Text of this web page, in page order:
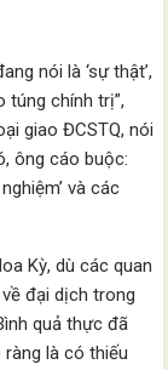
nói là ‘sự thật’,
túng chính trị”,
giao ĐCSTQ, nói
ông cáo buộc:
và các
Kỳ, dù các quan
đại dịch trong
quả thực đã
ràng là có thiếu